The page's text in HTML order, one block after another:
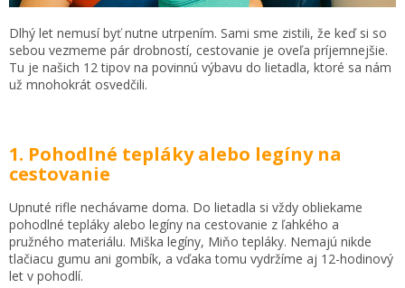
Dlhý let nemusí byť nutne utrpením. Sami sme zistili, že keď si so
sebou vezmeme pár drobností, cestovanie je oveľa príjemnejšie.
Tu je našich 12 tipov na povinnú výbavu do lietadla, ktoré sa nám
už mnohokrát osvedčili.
1. Pohodlné tepláky alebo legíny na
cestovanie
Upnuté rifle nechávame doma. Do lietadla si vždy obliekame
pohodlné tepláky alebo legíny na cestovanie z ľahkého a
pružného materiálu. Miška legíny, Miňo tepláky. Nemajú nikde
tlačiacu gumu ani gombík, a vďaka tomu vydržíme aj 12-hodinový
let v pohodlí.